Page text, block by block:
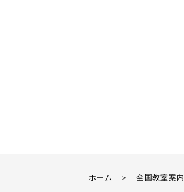
ホーム ＞ 全国教室案内